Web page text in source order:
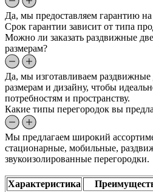
Да, мы предоставляем гарантию
Срок гарантии зависит от типа
Можно ли заказать раздвижные
размерам?
Да, мы изготавливаем
размерам и дизайну, чтобы
потребностям и пространству.
Какие типы перегородок вы
Мы предлагаем широкий
стационарные, мобильные,
звукоизолированные перегородки.
Характеристика